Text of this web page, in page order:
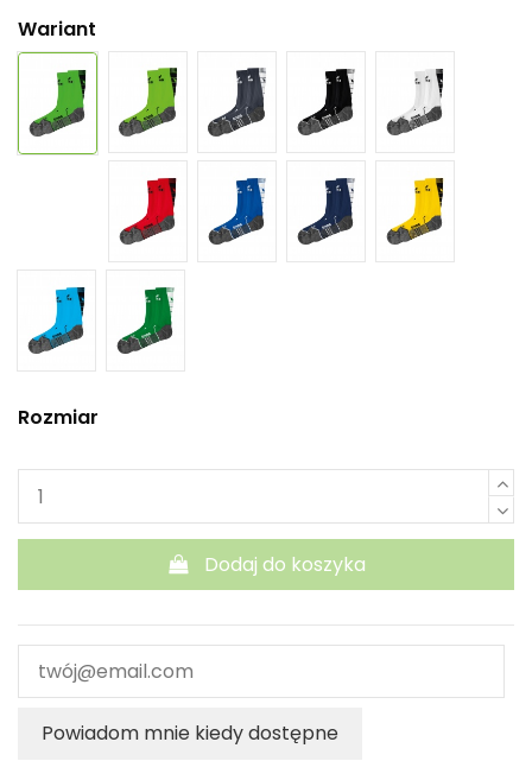
Wariant
Rozmiar
Dodaj do koszyka
Powiadom mnie kiedy dostępne